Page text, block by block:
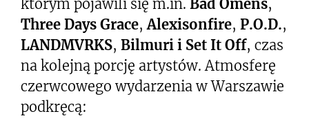
którym pojawili się m.in. Bad Omens,
Three Days Grace,Alexisonfire, P.O.D.,
LANDMVRKS, Bilmuri i Set It Off, czas
na kolejną porcję artystów. Atmosferę
czerwcowego wydarzenia w Warszawie
podkręcą: